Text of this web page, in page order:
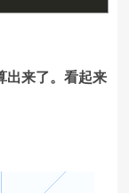
出来了。看起来